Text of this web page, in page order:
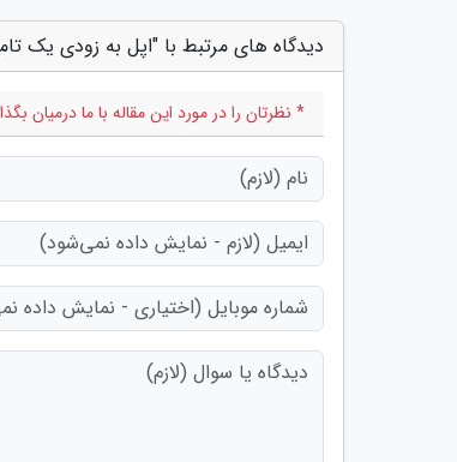
دیدگاه های مرتبط با "اپل به زودی یک
* نظرتان را در مورد این مقاله با ما درمیان